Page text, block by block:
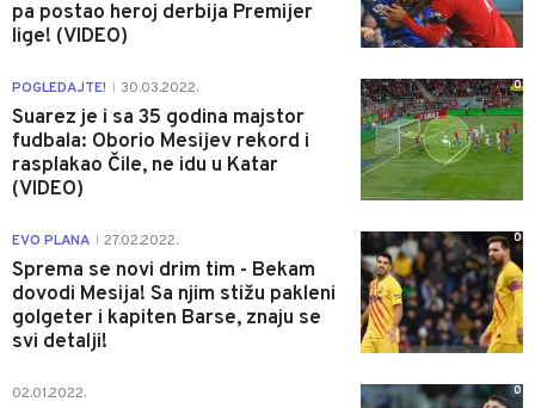
pa postao heroj derbija Premijer
lige! (VIDEO)
POGLEDAJTE! 30.03.2022.
Suarez je i sa 35 godina majstor
fudbala: Oborio Mesijev rekord i
rasplakao Čile, ne idu u Katar
(VIDEO)
0
EVO PLANA 27.02.2022.
Sprema se novi drim tim - Bekam
dovodi Mesija! Sa njim stižu pakleni
golgeter i kapiten Barse, znaju se
svi detalji!
0
02.01.2022. 0